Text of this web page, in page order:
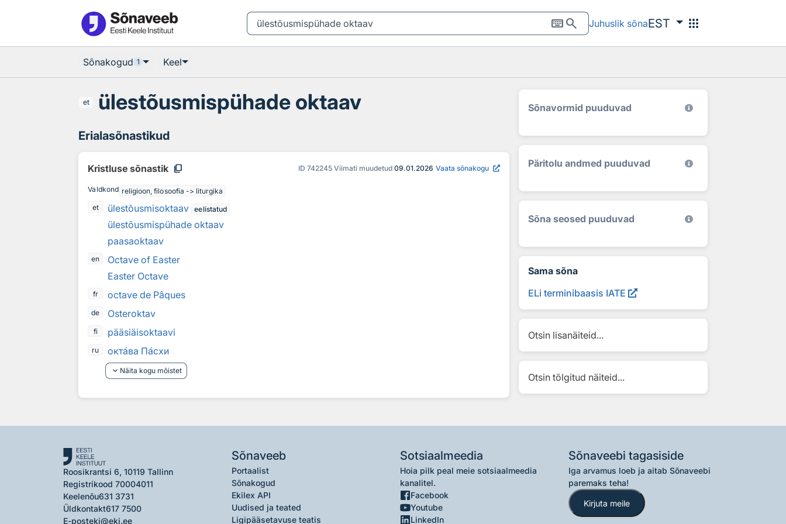
keyboardsearch Juhuslik sõnaEST apps
Sõnakogud 1 Keel
et ülestõusmispühade oktaav
Erialasõnastikud
Kristluse sõnastik content_copy ID 742245 Viimati muudetud 09.01.2026 Vaata sõnakogu
Valdkond religioon, filosoofia -> liturgika
et
ülestõusmisoktaav eelistatud
ülestõusmispühade oktaav
paasaoktaav
en
Octave of Easter
Easter Octave
fr octave de Pâques
de Osteroktav
fi pääsiäisoktaavi
ru октава Пасхи
keyboard_arrow_down Näita kogu mõistet
Sõnavormid puuduvad
Päritolu andmed puuduvad
Sõna seosed puuduvad
Sama sõna
ELi terminibaasis IATE
Otsin lisanäiteid...
Otsin tõlgitud näiteid...
Roosikrantsi 6, 10119 Tallinn
Registrikood 70004011
Keelenõu631 3731
Üldkontakt617 7500
E-posteki@eki.ee
Sõnaveeb
Portaalist
Sõnakogud
Ekilex API
Uudised ja teated
Ligipääsetavuse teatis
Sotsiaalmeedia
Hoia pilk peal meie sotsiaalmeedia
kanalitel.
Facebook
Youtube
LinkedIn
Sõnaveebi tagasiside
Iga arvamus loeb ja aitab Sõnaveebi
paremaks teha!
Kirjuta meile